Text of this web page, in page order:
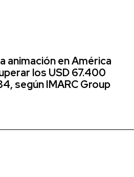
animación en América
los USD 67.400
según IMARC Group